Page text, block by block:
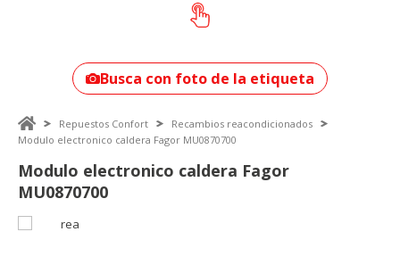
¿Cómo encontrar
tu modelo?
Busca con foto de la etiqueta
Repuestos Confort
Recambios reacondicionados
Modulo electronico caldera Fagor MU0870700
Modulo electronico caldera Fagor
MU0870700